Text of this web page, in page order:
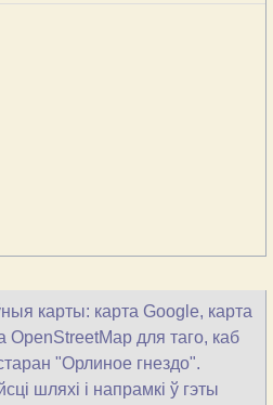
карты: карта Google, карта
OpenStreetMap для таго, каб
"Орлиное гнездо".
шляхі і напрамкі ў гэты